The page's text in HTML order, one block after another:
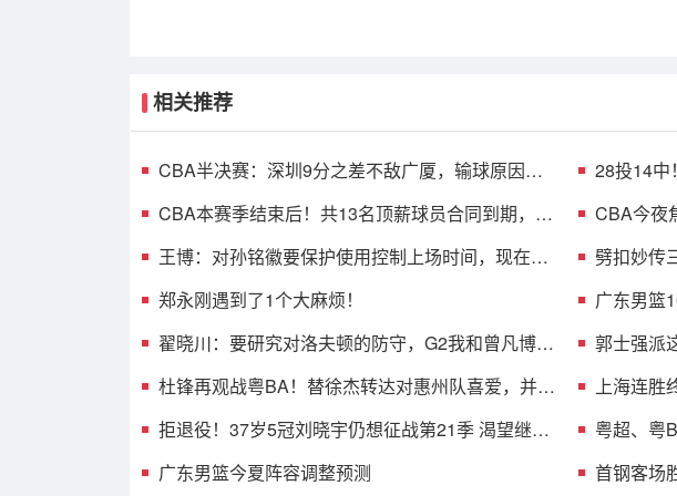
相关推荐
CBA半决赛：深圳9分之差不敌广厦，输球原因曝
28投14中
CBA本赛季结束后！共13名顶薪球员合同到期，多
CBA今夜
王博：对孙铭徽要保护使用控制上场时间，现在不
劈扣妙传
郑永刚遇到了1个大麻烦！
广东男篮
翟晓川：要研究对洛夫顿的防守，G2我和曾凡博的
郭士强派
杜锋再观战粤BA！替徐杰转达对惠州队喜爱，并与
上海连胜
拒退役！37岁5冠刘晓宇仍想征战第21季 渴望继续
粤超、粤
广东男篮今夏阵容调整预测
首钢客场